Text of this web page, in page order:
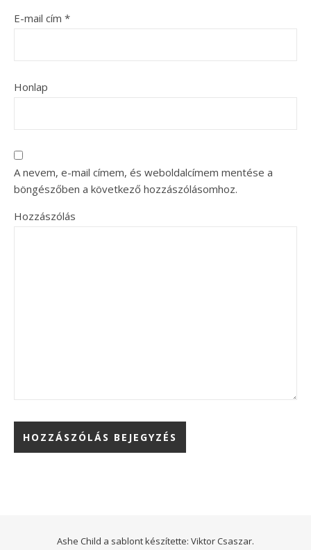
E-mail cím *
Honlap
A nevem, e-mail címem, és weboldalcímem mentése a
böngészőben a következő hozzászólásomhoz.
Hozzászólás
Ashe Child a sablont készítette: Viktor Csaszar.